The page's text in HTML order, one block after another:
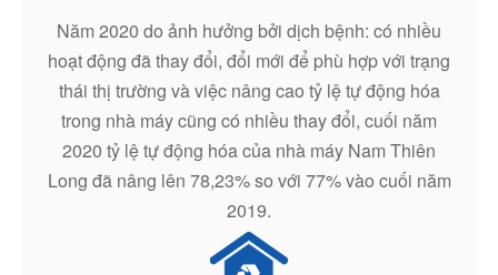
Năm 2020 do ảnh hưởng bởi dịch bệnh: có nhiều
hoạt động đã thay đổi, đổi mới để phù hợp với trạng
thái thị trường và việc nâng cao tỷ lệ tự động hóa
trong nhà máy cũng có nhiều thay đổi, cuối năm
2020 tỷ lệ tự động hóa của nhà máy Nam Thiên
Long đã nâng lên 78,23% so với 77% vào cuối năm
2019.